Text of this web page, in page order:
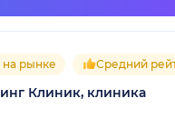
на рынке Средний
Клиник, клиника